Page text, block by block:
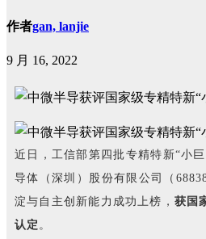
作者gan, lanjie
9 月 16, 2022
近日，工信部第四批专精特新“小
导体（深圳）股份有限公司（
淀与自主创新能力成功上榜， 获国
认定 。